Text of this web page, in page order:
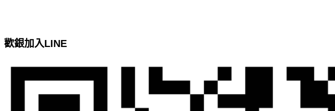
歡銀加入LINE